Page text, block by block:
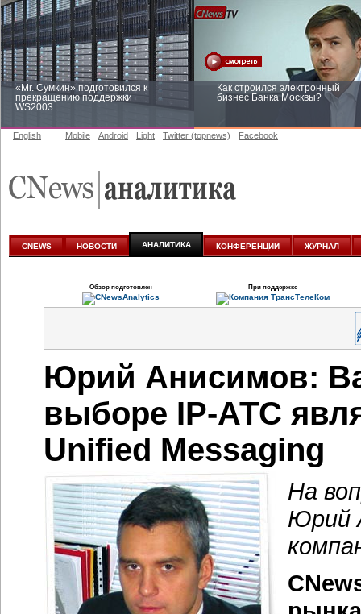
«Mr. Сумкин» подготовился к
прекращению поддержки
WS2003
Как строился электронный
бизнес Банка Москвы?
аналитике
English Mobile Android Light Twitter (topnews) Facebook
CNEWS НОВОСТИ АНАЛИТИКА КОНФЕРЕНЦИИ ЖУРНАЛ
Обзор подготовлен При поддержке
Юрий Анисимов:
выборе IP-АТС
Unified Messaging
На
Юрий